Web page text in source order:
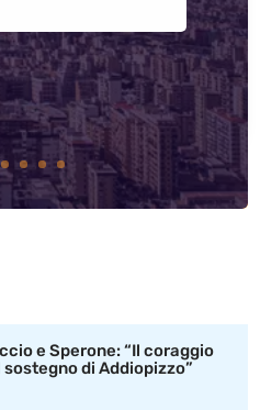
e Sperone: “Il coraggio
di Addiopizzo”